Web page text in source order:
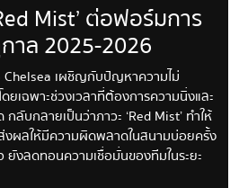
Mist’ ต่อฟอร์มการ
าล 2025-2026
เผชิญกับปัญหาความไม่
ยเฉพาะช่วงเวลาที่ต้องการความนิ่งและ
บกลายเป็นว่าภาวะ ‘Red Mist’ ทำให้
งผลให้มีความผิดพลาดในสนามบ่อยครั้ง
ยังลดทอนความเชื่อมั่นของทีมในระยะ